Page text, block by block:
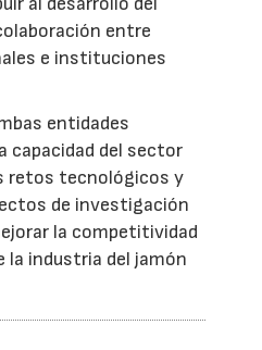
entre
e instituciones
entidades
capacidad del sector
retos tecnológicos y
de investigación
la competitividad
la industria del jamón